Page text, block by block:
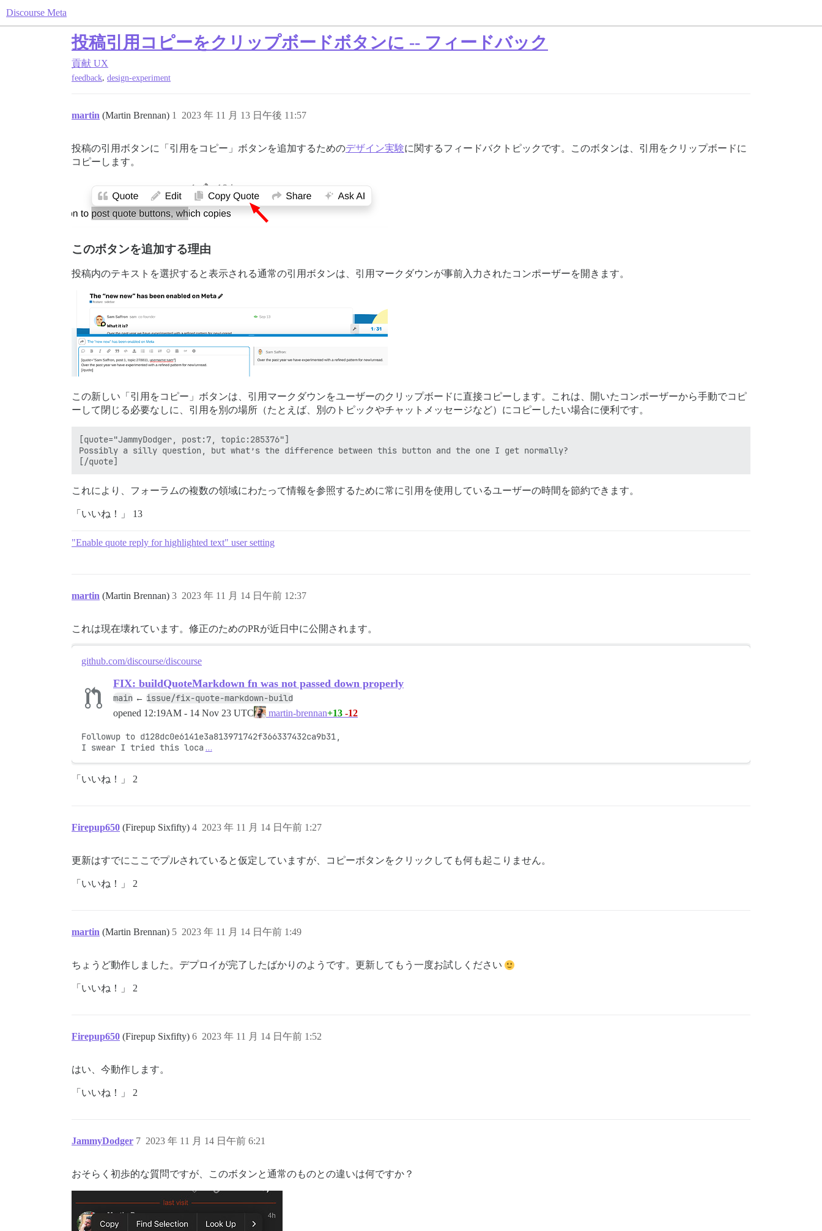
Discourse Meta
投稿引用コピーをクリップボードボタンに -- フィードバック
貢献 UX
feedback, design-experiment
martin (Martin Brennan) 2023 年 11 月 13 日午後 11:57
1
投稿の引用ボタンに「引用をコピー」ボタンを追加するためのデザイン実験に関するフィードバクトピックです。このボタンは、引用をクリップボードに
コピーします。
このボタンを追加する理由
投稿内のテキストを選択すると表示される通常の引用ボタンは、引用マークダウンが事前入力されたコンポーザーを開きます。
この新しい「引用をコピー」ボタンは、引用マークダウンをユーザーのクリップボードに直接コピーします。これは、開いたコンポーザーから手動でコピ
ーして閉じる必要なしに、引用を別の場所（たとえば、別のトピックやチャットメッセージなど）にコピーしたい場合に便利です。
[quote="JammyDodger, post:7, topic:285376"]
Possibly a silly question, but what’s the difference between this button and the one I get normally?
これにより、フォーラムの複数の領域にわたって情報を参照するために常に引用を使用しているユーザーの時間を節約できます。
「いいね！」 13
"Enable quote reply for highlighted text" user setting
martin (Martin Brennan) 2023 年 11 月 14 日午前 12:37
3
これは現在壊れています。修正のためのPRが近日中に公開されます。
github.com/discourse/discourse
FIX: buildQuoteMarkdown fn was not passed down properly
main ← issue/fix-quote-markdown-build
opened 12:19AM - 14 Nov 23 UTC martin-brennan+13 -12
Followup to d128dc0e6141e3a813971742f366337432ca9b31,
I swear I tried this loca …
「いいね！」 2
Firepup650 (Firepup Sixfifty) 2023 年 11 月 14 日午前 1:27
4
更新はすでにここでプルされていると仮定していますが、コピーボタンをクリックしても何も起こりません。
「いいね！」 2
martin (Martin Brennan) 2023 年 11 月 14 日午前 1:49
5
ちょうど動作しました。デプロイが完了したばかりのようです。更新してもう一度お試しください
「いいね！」 2
Firepup650 (Firepup Sixfifty) 2023 年 11 月 14 日午前 1:52
6
はい、今動作します。
「いいね！」 2
JammyDodger 2023 年 11 月 14 日午前 6:21
7
おそらく初歩的な質問ですが、このボタンと通常のものとの違いは何ですか？